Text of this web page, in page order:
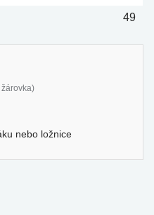
49
nebo ložnice